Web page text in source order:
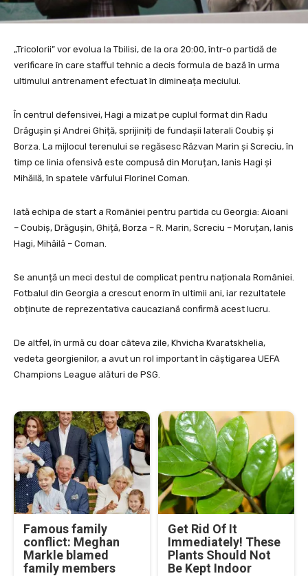
„Tricolorii” vor evolua la Tbilisi, de la ora 20:00, într-o partidă de
verificare în care stafful tehnic a decis formula de bază în urma
ultimului antrenament efectuat în dimineața meciului.
În centrul defensivei, Hagi a mizat pe cuplul format din Radu
Drăgușin și Andrei Ghiță, sprijiniți de fundașii laterali Coubiș și
Borza. La mijlocul terenului se regăsesc Răzvan Marin și Screciu, în
timp ce linia ofensivă este compusă din Moruțan, Ianis Hagi și
Mihăilă, în spatele vârfului Florinel Coman.
Iată echipa de start a României pentru partida cu Georgia: Aioani
– Coubiș, Drăgușin, Ghiță, Borza – R. Marin, Screciu – Moruțan, Ianis
Hagi, Mihăilă – Coman.
Se anunță un meci destul de complicat pentru naționala României.
Fotbalul din Georgia a crescut enorm în ultimii ani, iar rezultatele
obținute de reprezentativa caucaziană confirmă acest lucru.
De altfel, în urmă cu doar câteva zile, Khvicha Kvaratskhelia,
vedeta georgienilor, a avut un rol important în câștigarea UEFA
Champions League alături de PSG.
Famous family
conflict: Meghan
Markle blamed
family members
Get Rid Of It
Immediately! These
Plants Should Not
Be Kept Indoor